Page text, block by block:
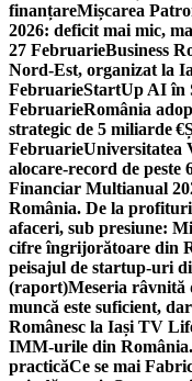
finanțareMișcarea
2026: deficit mai mic,
27 FebruarieBusiness
Nord-Est, organizat la
FebruarieStartUp AI în
FebruarieRomânia
strategic de 5 miliarde €
FebruarieUniversitatea
alocare-record de
Financiar Multianual
România. De la
afaceri, sub presiune:
cifre îngrijorătoare din
peisajul de startup-uri
(raport)Meseria râvnită
muncă este suficient,
Românesc la Iași TV
IMM-urile din
practicăCe se mai